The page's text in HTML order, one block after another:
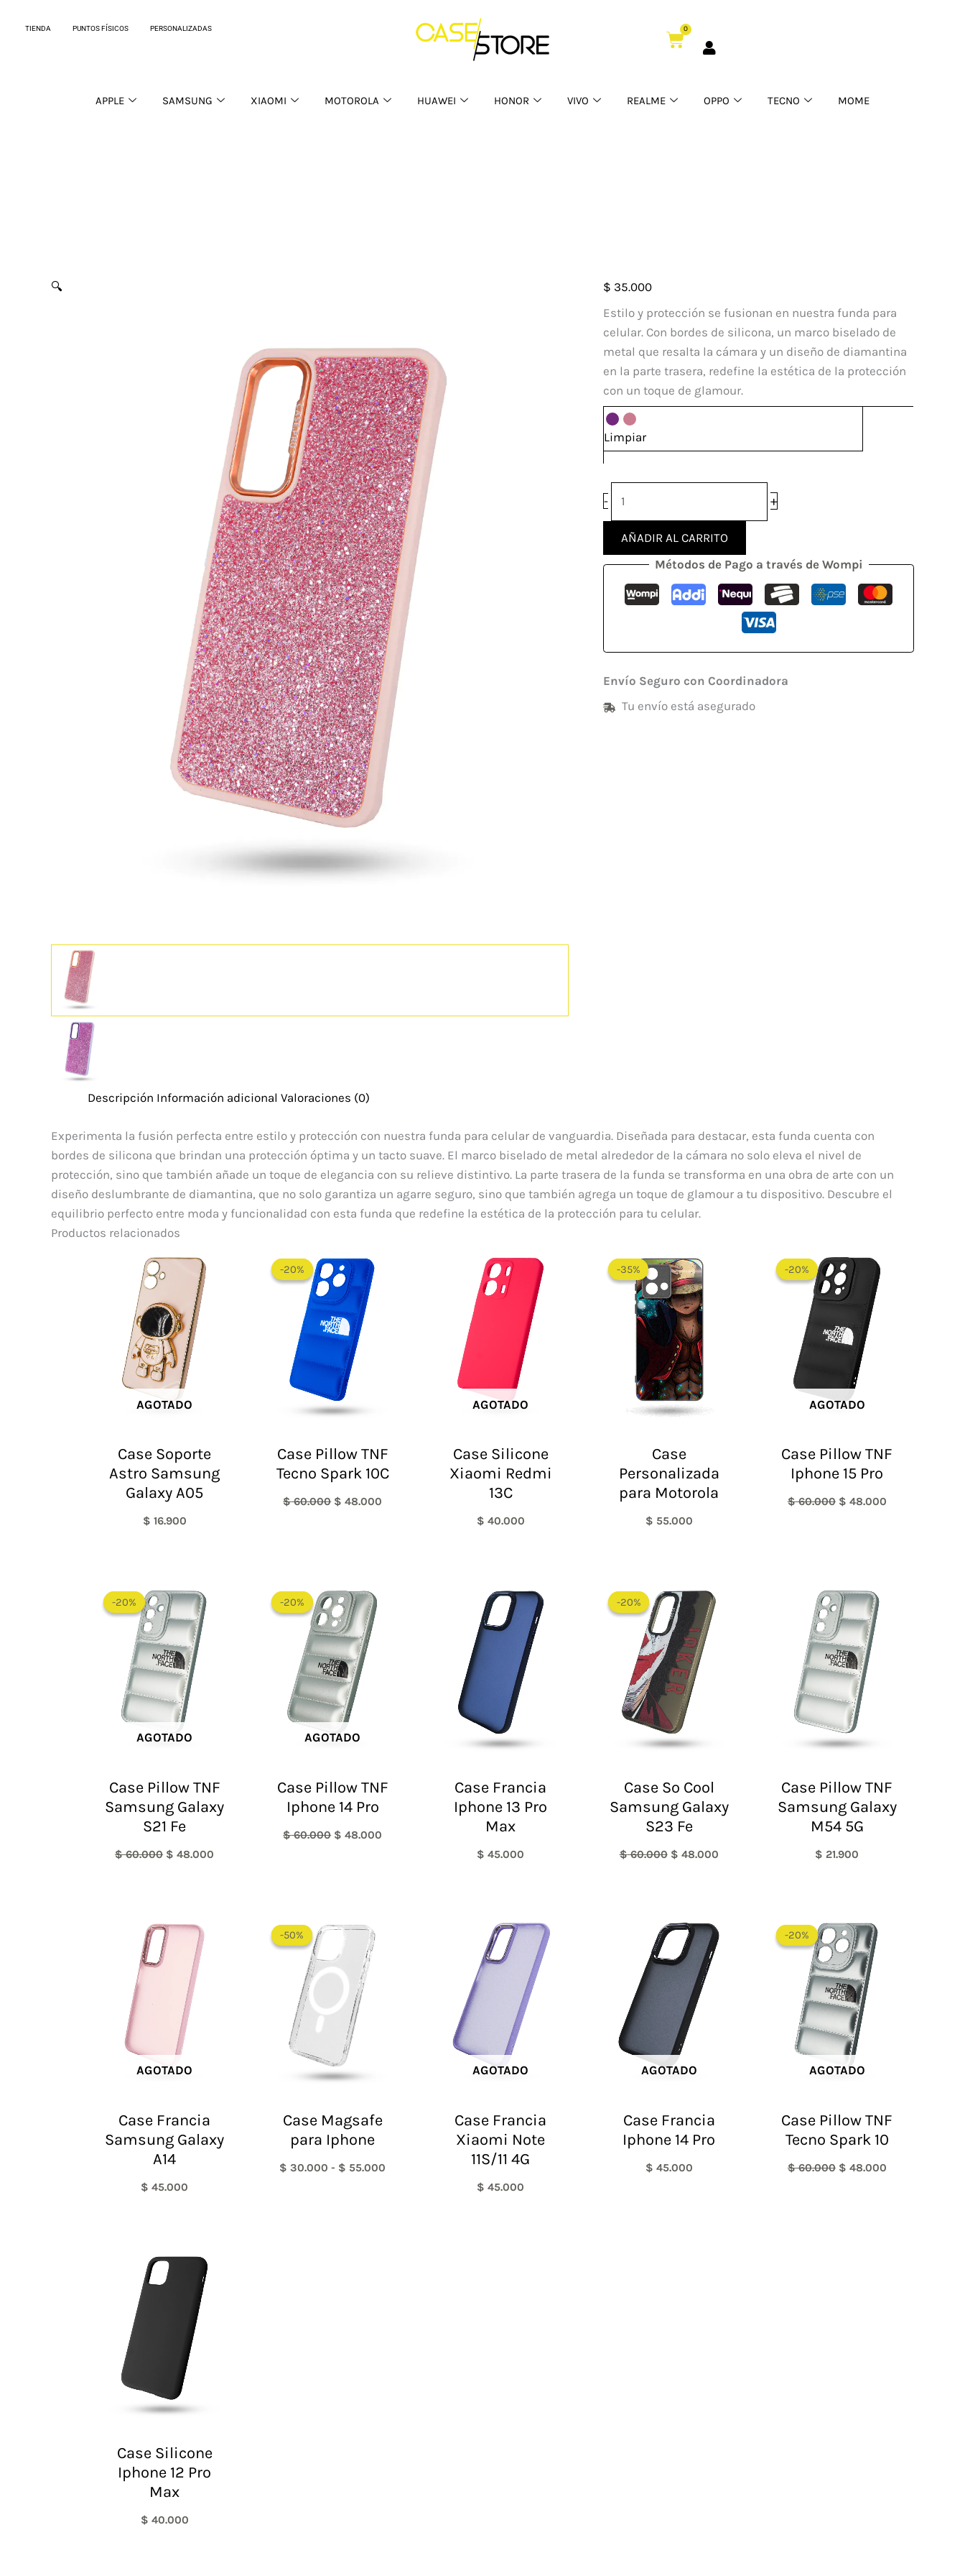
TIENDA PUNTOS FÍSICOS PERSONALIZADAS 0
Cart
APPLE SAMSUNG XIAOMI MOTOROLA HUAWEI HONOR VIVO REALME OPPO TECNO MOME
🔍 $ 35.000
Estilo y protección se fusionan en nuestra funda para
celular. Con bordes de silicona, un marco biselado de
metal que resalta la cámara y un diseño de diamantina
en la parte trasera, redefine la estética de la protección
con un toque de glamour.
Limpiar
-
Case
Pro
Vivo
Y17s
cantidad
+
AÑADIR AL CARRITO
Métodos de Pago a través de Wompi
Envío Seguro con Coordinadora
Tu envío está asegurado
Descripción Información adicional Valoraciones (0)
Experimenta la fusión perfecta entre estilo y protección con nuestra funda para celular de vanguardia. Diseñada para destacar, esta funda cuenta con
bordes de silicona que brindan una protección óptima y un tacto suave. El marco biselado de metal alrededor de la cámara no solo eleva el nivel de
protección, sino que también añade un toque de elegancia con su relieve distintivo. La parte trasera de la funda se transforma en una obra de arte con un
diseño deslumbrante de diamantina, que no solo garantiza un agarre seguro, sino que también agrega un toque de glamour a tu dispositivo. Descubre el
equilibrio perfecto entre moda y funcionalidad con esta funda que redefine la estética de la protección para tu celular.
Productos relacionados
AGOTADO
Case Soporte
Astro Samsung
Galaxy A05
$ 16.900
-20%
-20%
Case Pillow TNF
Tecno Spark 10C
$60.000
precio
original
era:
$ 60.000.
$ 48.000
AGOTADO
Case Silicone
Xiaomi Redmi
13C
$ 40.000
-35%
-35%
Case
Personalizada
para Motorola
$ 55.000
-20%
AGOTADO
-20%
Case Pillow TNF
Iphone 15 Pro
$60.000
precio
original
era:
$ 60.000.
$ 48.000
-20%
AGOTADO
-20%
Case Pillow TNF
Samsung Galaxy
S21 Fe
$60.000
precio
original
era:
$ 60.000.
$ 48.000
-20%
AGOTADO
-20%
Case Pillow TNF
Iphone 14 Pro
$60.000
precio
original
era:
$ 60.000.
$ 48.000
Case Francia
Iphone 13 Pro
Max
$ 45.000
-20%
-20%
Case So Cool
Samsung Galaxy
S23 Fe
$60.000
precio
original
era:
$ 60.000.
$ 48.000
Case Pillow TNF
Samsung Galaxy
M54 5G
$ 21.900
AGOTADO
Case Francia
Samsung Galaxy
A14
$ 45.000
-50%
-50%
Case Magsafe
para Iphone
$ 30.000 - $ 55.000
AGOTADO
Case Francia
Xiaomi Note
11S/11 4G
$ 45.000
AGOTADO
Case Francia
Iphone 14 Pro
$ 45.000
-20%
AGOTADO
-20%
Case Pillow TNF
Tecno Spark 10
$60.000
precio
original
era:
$ 60.000.
$ 48.000
Case Silicone
Iphone 12 Pro
Max
$ 40.000